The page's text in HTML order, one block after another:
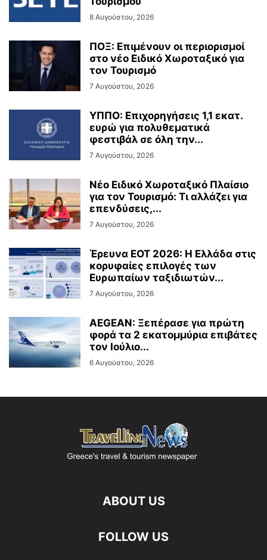
8 Αυγούστου, 2026
ΠΟΞ: Επιμένουν οι περιορισμοί
στο νέο Ειδικό Χωροταξικό για
τον Τουρισμό
7 Αυγούστου, 2026
ΥΠΠΟ: Επιχορηγήσεις 1,1 εκατ.
ευρώ για πολυθεματικά
φεστιβάλ σε όλη την...
7 Αυγούστου, 2026
Νέο Ειδικό Χωροταξικό Πλαίσιο
για τον Τουρισμό: Τι αλλάζει για
επενδύσεις,...
7 Αυγούστου, 2026
Έρευνα ΕΟΤ 2026: Η Ελλάδα στις
κορυφαίες επιλογές των
Ευρωπαίων ταξιδιωτών...
7 Αυγούστου, 2026
AEGEAN: Ξεπέρασε για πρώτη
φορά τα 2 εκατομμύρια επιβάτες
τον Ιούλιο...
6 Αυγούστου, 2026
ABOUT US
FOLLOW US